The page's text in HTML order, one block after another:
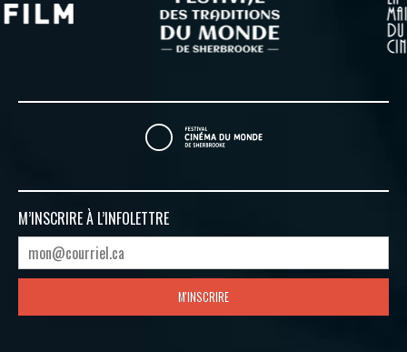
M’INSCRIRE À L’INFOLETTRE
M'INSCRIRE